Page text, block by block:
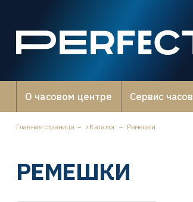
О часовом центре Сервис часов
Главная страница Каталог Ремешки
РЕМЕШКИ